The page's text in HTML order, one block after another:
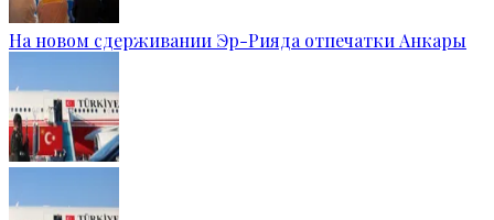
На новом сдерживании Эр-Рияда отпечатки Анкары